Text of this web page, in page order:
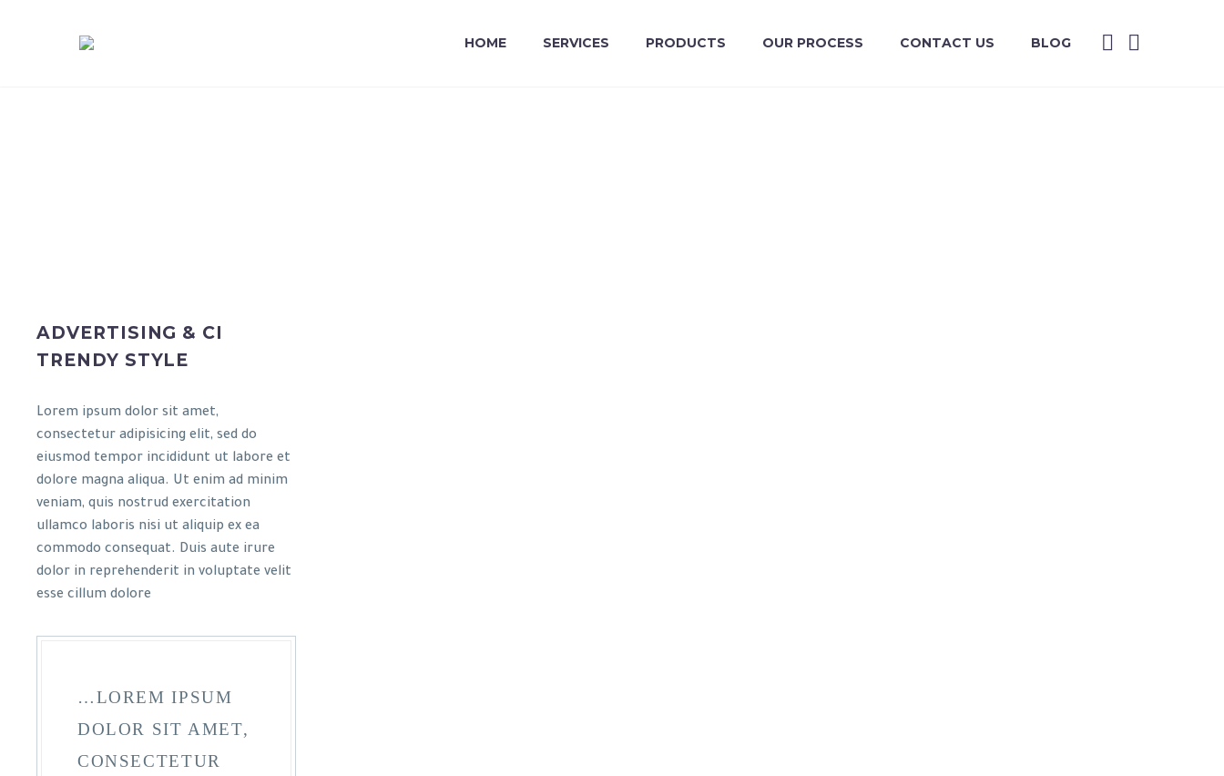
HOME SERVICES PRODUCTS OUR PROCESS CONTACT US BLOG
ADVERTISING & CI
TRENDY STYLE
Lorem ipsum dolor sit amet,
consectetur adipisicing elit, sed do
eiusmod tempor incididunt ut labore et
dolore magna aliqua. Ut enim ad minim
veniam, quis nostrud exercitation
ullamco laboris nisi ut aliquip ex ea
commodo consequat. Duis aute irure
dolor in reprehenderit in voluptate velit
esse cillum dolore
…LOREM IPSUM
DOLOR SIT AMET,
CONSECTETUR